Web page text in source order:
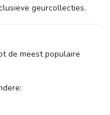
geurcollecties.
de meest populaire